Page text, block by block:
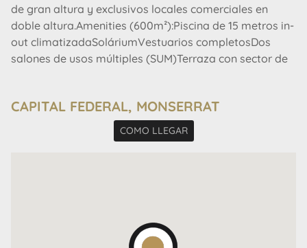
de gran altura y exclusivos locales comerciales en
doble altura.Amenities (600m²):Piscina de 15 metros in-
out climatizadaSoláriumVestuarios completosDos
salones de usos múltiples (SUM)Terraza con sector de
contáctanos en Ziade Realty.No pierdas la
oportunidad de formar parte de un proyecto innovador
en una ubicación estratégica.
servicios, fotos y medidas de este inmueble son
aproximados. Los datos fueron proporcionados por el
CAPITAL FEDERAL, MONSERRAT
COMO LLEGAR